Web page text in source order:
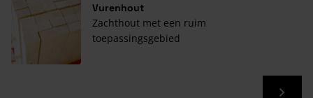
Vurenhout
Zachthout met een ruim
toepassingsgebied